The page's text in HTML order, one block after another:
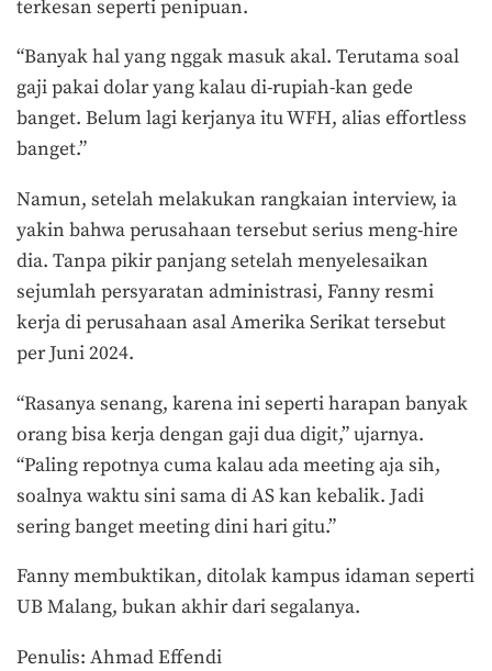
terkesan seperti penipuan.
“Banyak hal yang nggak masuk akal. Terutama soal
gaji pakai dolar yang kalau di-rupiah-kan gede
banget. Belum lagi kerjanya itu WFH, alias effortless
banget.”
Namun, setelah melakukan rangkaian interview, ia
yakin bahwa perusahaan tersebut serius meng-hire
dia. Tanpa pikir panjang setelah menyelesaikan
sejumlah persyaratan administrasi, Fanny resmi
kerja di perusahaan asal Amerika Serikat tersebut
per Juni 2024.
“Rasanya senang, karena ini seperti harapan banyak
orang bisa kerja dengan gaji dua digit,” ujarnya.
“Paling repotnya cuma kalau ada meeting aja sih,
soalnya waktu sini sama di AS kan kebalik. Jadi
sering banget meeting dini hari gitu.”
Fanny membuktikan, ditolak kampus idaman seperti
UB Malang, bukan akhir dari segalanya.
Penulis: Ahmad Effendi